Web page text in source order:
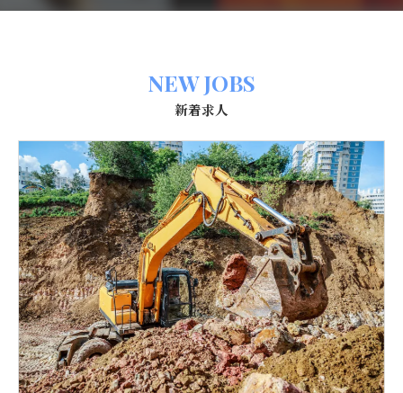
新着求人
NEW JOBS